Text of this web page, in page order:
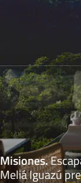
Misiones.
Meliá Iguazú